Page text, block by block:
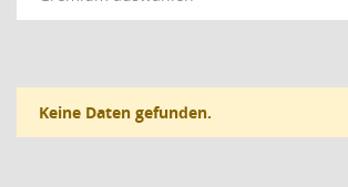
Keine Daten gefunden.